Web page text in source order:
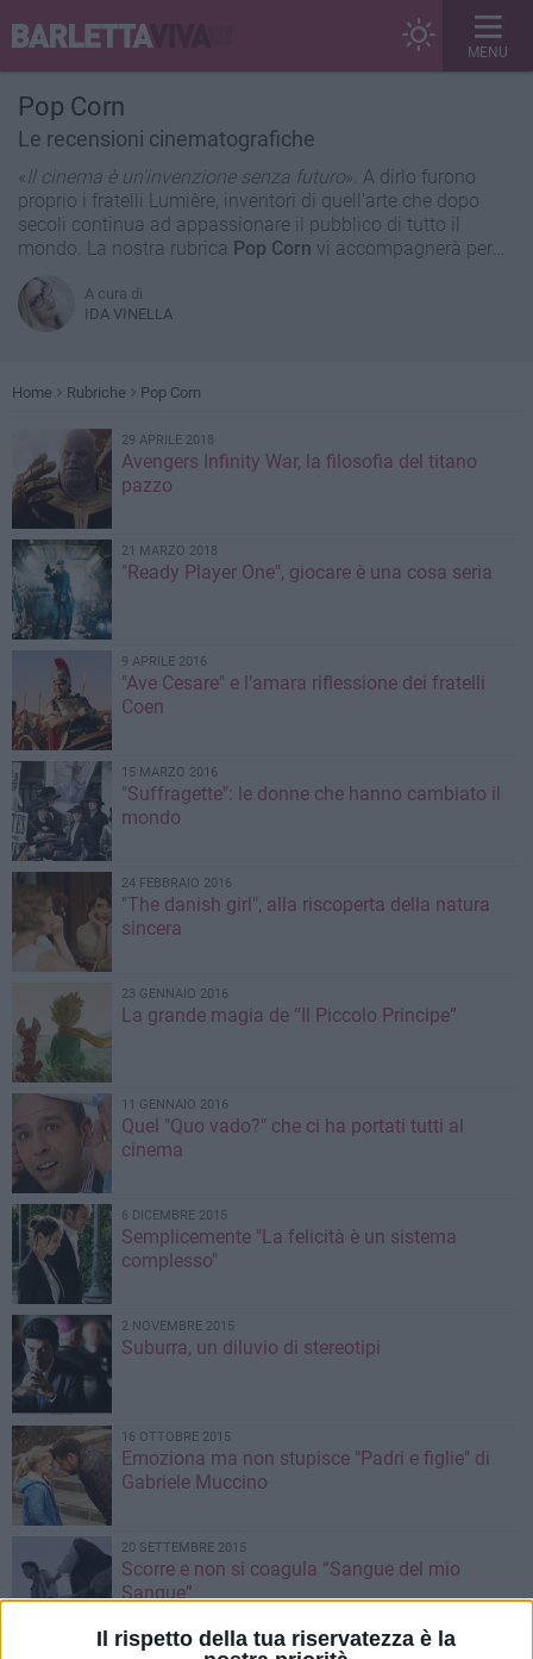
Il rispetto della tua riservatezza è la
MENU
Pop Corn
Le recensioni cinematografiche
«Il cinema è un'invenzione senza futuro». A dirlo furono
proprio i fratelli Lumière, inventori di quell'arte che dopo
secoli continua ad appassionare il pubblico di tutto il
mondo. La nostra rubrica Pop Corn vi accompagnerà per
mano alla scoperta dei nuovi film in uscita nei cinema della
nostra città, per raccontare insieme mondi lontani e
sognare nel denso buio della sala. Silenzio! Inizia il film.
A cura di
IDA VINELLA
Home Rubriche Pop Corn
29 APRILE 2018
Avengers Infinity War, la filosofia del titano
pazzo
21 MARZO 2018
"Ready Player One", giocare è una cosa seria
9 APRILE 2016
"Ave Cesare" e l’amara riflessione dei fratelli
Coen
15 MARZO 2016
"Suffragette": le donne che hanno cambiato il
mondo
24 FEBBRAIO 2016
"The danish girl", alla riscoperta della natura
sincera
23 GENNAIO 2016
La grande magia de “Il Piccolo Principe”
11 GENNAIO 2016
Quel "Quo vado?" che ci ha portati tutti al
cinema
6 DICEMBRE 2015
Semplicemente "La felicità è un sistema
complesso"
2 NOVEMBRE 2015
Suburra, un diluvio di stereotipi
16 OTTOBRE 2015
Emoziona ma non stupisce "Padri e figlie" di
Gabriele Muccino
20 SETTEMBRE 2015
Scorre e non si coagula “Sangue del mio
Sangue”